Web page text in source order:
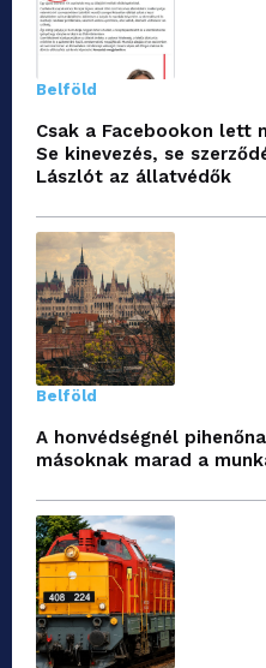
Belföld
Csak a Facebookon lett
Se kinevezés, se
Lászlót az állatvédők
Belföld
A honvédségnél
másoknak marad a